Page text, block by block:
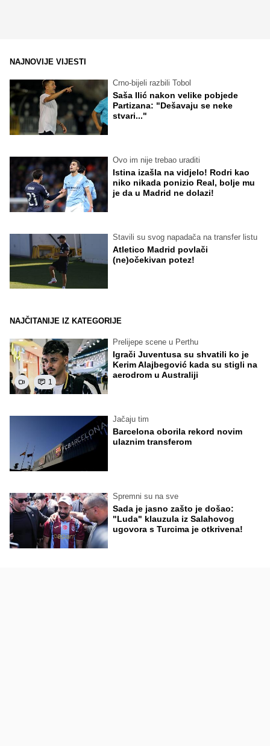
NAJNOVIJE VIJESTI
Crno-bijeli razbili Tobol
Saša Ilić nakon velike pobjede
Partizana: "Dešavaju se neke
stvari..."
Ovo im nije trebao uraditi
Istina izašla na vidjelo! Rodri kao
niko nikada ponizio Real, bolje mu
je da u Madrid ne dolazi!
Stavili su svog napadača na transfer listu
Atletico Madrid povlači
(ne)očekivan potez!
NAJČITANIJE IZ KATEGORIJE
1
Prelijepe scene u Perthu
Igrači Juventusa su shvatili ko je
Kerim Alajbegović kada su stigli na
aerodrom u Australiji
Jačaju tim
Barcelona oborila rekord novim
ulaznim transferom
Spremni su na sve
Sada je jasno zašto je došao:
"Luda" klauzula iz Salahovog
ugovora s Turcima je otkrivena!